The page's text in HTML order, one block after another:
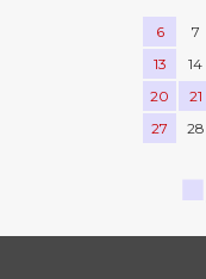
6
7
13
14
20
21
27
28
■